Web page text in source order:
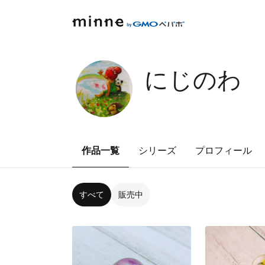
にじのわ
作品一覧 シリーズ プロフィール
すべて 販売中